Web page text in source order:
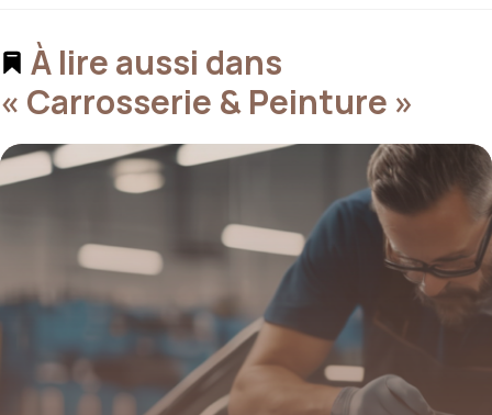
À lire aussi dans
« Carrosserie & Peinture »